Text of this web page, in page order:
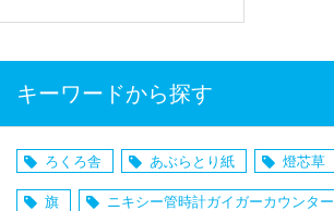
キーワードから探す
ろくろ舎 あぶらとり紙 燈芯草
旗 ニキシー管時計ガイガーカウンター